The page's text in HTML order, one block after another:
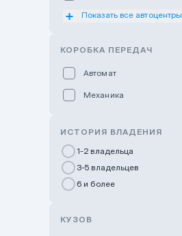
Mycar Uralsk
GWM Nurly Zhol
Chery Astana
Показать все автоцентры
КОРОБКА ПЕРЕДАЧ
Автомат
Механика
ИСТОРИЯ ВЛАДЕНИЯ
1-2 владельца
3-5 владельцев
6 и более
КУЗОВ